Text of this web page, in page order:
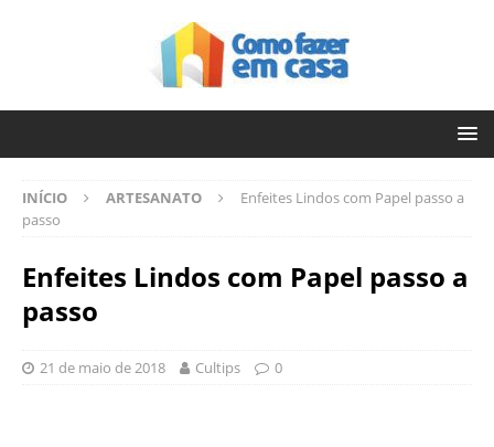
INÍCIO ARTESANATO
Enfeites Lindos com Papel passo a
passo
Enfeites Lindos com Papel passo a
passo
21 de maio de 2018 Cultips 0